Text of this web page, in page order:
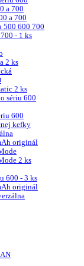
a 700
a 700
500 600 700
- 1 ks
2 ks
2 ks
sériu 600
600
kefky
originál
2 ks
600 - 3 ks
originál